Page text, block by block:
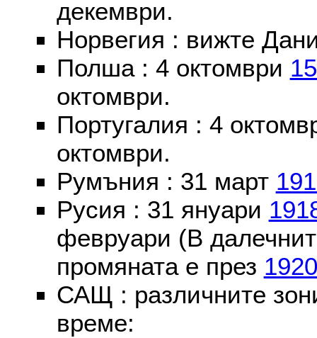
декември.
Норвегия : вижте
Полша : 4 октомври
октомври.
Португалия : 4
октомври.
Румъния : 31 март
Русия : 31 януари
февруари (В
промяната е през 1920
САЩ : различните
време: